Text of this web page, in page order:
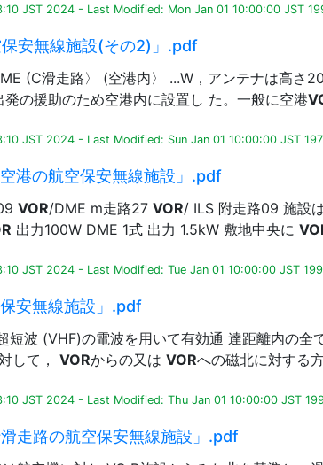
JST 2024 - Last Modified: Mon Jan 01 10:00:00 JST
安無線施設(その2)」.pdf
(C滑走路〉 (空港内〉 ...W，アンテナは高さ
の援助のため空港内に設置し た。一般に空港
JST 2024 - Last Modified: Sun Jan 01 10:00:00 JST
港の航空保安無線施設」.pdf
VOR/DME m走路27 VOR/ ILS 附走路09 施設
出力100W DME 1式 出力 1.5kW 敷地中央に
JST 2024 - Last Modified: Tue Jan 01 10:00:00 JST
安無線施設」.pdf
短波 (VHF)の電波を用いて有効通 達距離内の全
して， VORからの又は VORへの磁北に対する
JST 2024 - Last Modified: Thu Jan 01 10:00:00 JST
走路の航空保安無線施設」.pdf